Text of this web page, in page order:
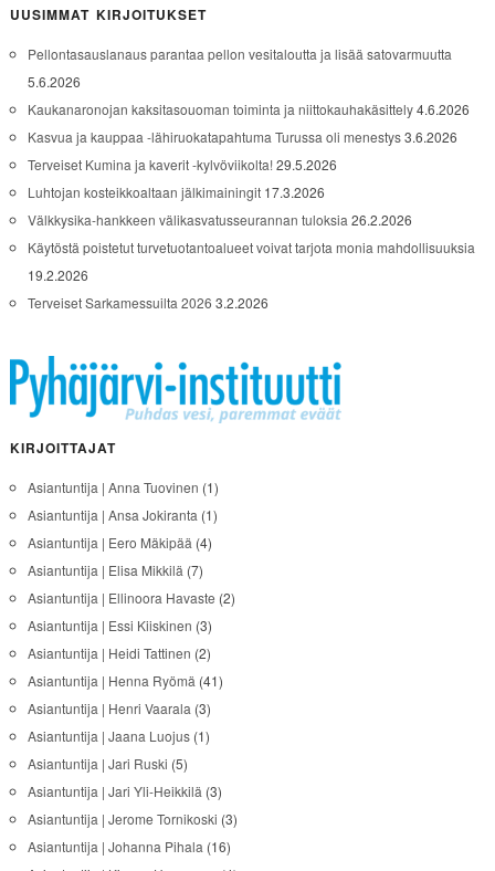
UUSIMMAT KIRJOITUKSET
Pellontasauslanaus parantaa pellon vesitaloutta ja lisää satovarmuutta
5.6.2026
Kaukanaronojan kaksitasouoman toiminta ja niittokauhakäsittely4.6.2026
Kasvua ja kauppaa -lähiruokatapahtuma Turussa oli menestys3.6.2026
Terveiset Kumina ja kaverit -kylvöviikolta!29.5.2026
Luhtojan kosteikkoaltaan jälkimainingit 17.3.2026
Välkkysika-hankkeen välikasvatusseurannan tuloksia 26.2.2026
Käytöstä poistetut turvetuotantoalueet voivat tarjota monia mahdollisuuksia
19.2.2026
Terveiset Sarkamessuilta 2026 3.2.2026
KIRJOITTAJAT
Asiantuntija | Anna Tuovinen (1)
Asiantuntija | Ansa Jokiranta (1)
Asiantuntija | Eero Mäkipää (4)
Asiantuntija | Elisa Mikkilä (7)
Asiantuntija | Ellinoora Havaste (2)
Asiantuntija | Essi Kiiskinen (3)
Asiantuntija | Heidi Tattinen (2)
Asiantuntija | Henna Ryömä (41)
Asiantuntija | Henri Vaarala (3)
Asiantuntija | Jaana Luojus(1)
Asiantuntija | Jari Ruski (5)
Asiantuntija | Jari Yli-Heikkilä (3)
Asiantuntija | Jerome Tornikoski (3)
Asiantuntija | Johanna Pihala (16)